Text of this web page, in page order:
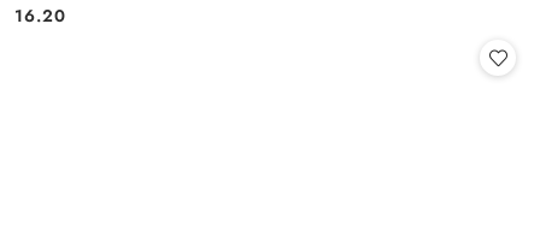
Cena:
Cena:
16.20